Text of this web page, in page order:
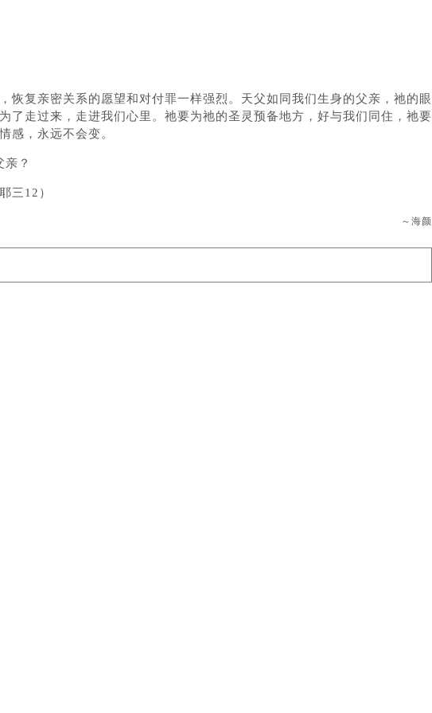
复亲密关系的愿望和对付罪一样强烈。天父如同我们生身的父亲，祂的眼
走过来，走进我们心里。祂要为祂的圣灵预备地方，好与我们同住，祂要
感，永远不会变。
？
三12）
～海颜